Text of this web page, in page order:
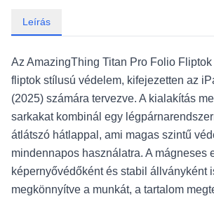
Leírás
Az AmazingThing Titan Pro Folio
fliptok stílusú védelem, kifejezetten az
(2025) számára tervezve. A kialakítás
sarkakat kombinál egy
átlátszó hátlappal, ami magas szintű
mindennapos használatra. A mágneses
képernyővédőként és stabil állványként
megkönnyítve a munkát, a tartalom